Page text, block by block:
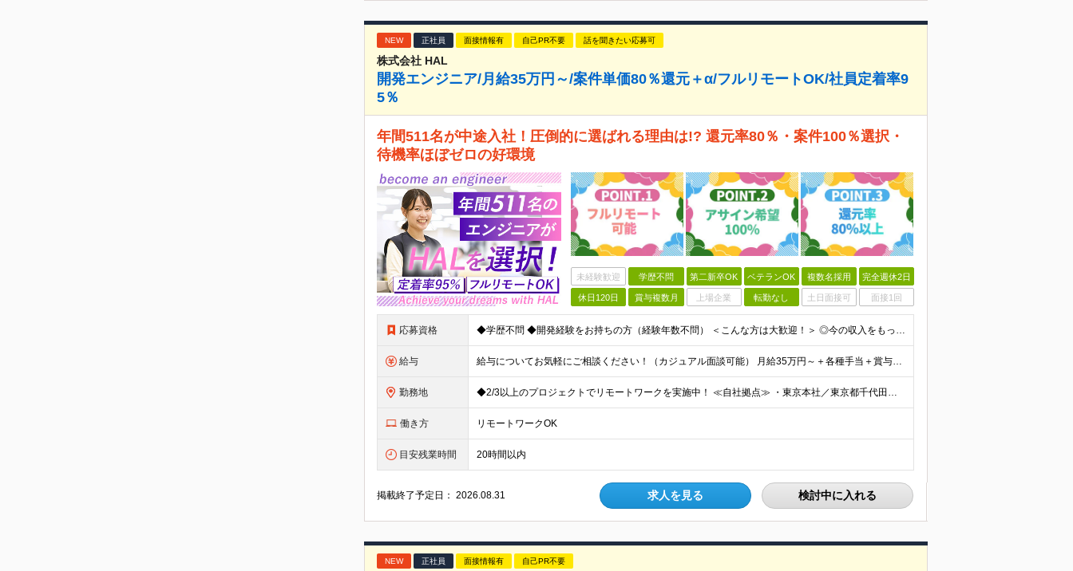
NEW 正社員 面接情報有 自己PR不要 話を聞きたい応募可
株式会社 HAL
開発エンジニア/月給35万円～/案件単価80％還元＋α/フルリモートOK/社員定着率9
5％
年間511名が中途入社！圧倒的に選ばれる理由は!? 還元率80％・案件100％選択・
待機率ほぼゼロの好環境
未経験歓迎 学歴不問 第二新卒OK ベテランOK 複数名採用 完全週休2日
休日120日 賞与複数月 上場企業 転勤なし 土日面接可 面接1回
応募資格 ◆学歴不問 ◆開発経験をお持ちの方（経験年数不問） ＜こんな方は大歓迎！＞ ◎今の収入をもっと増やしたい ◎もっと上流の案件で活躍したい ◎将来のキャリアにつながる案件に携わりたい ◎自分のやりたい
給与 給与についてお気軽にご相談ください！（カジュアル面談可能） 月給35万円～＋各種手当＋賞与2回 ※固定残業代は、時間外労働の有無に関わらず40時間分を87,500円～支給 ※超過分は別途支給 ※試用
勤務地 ◆2/3以上のプロジェクトでリモートワークを実施中！ ≪自社拠点≫ ・東京本社／東京都千代田区丸の内二丁目6番1号 丸の内パークビルディング6階 ・関西支社／⼤阪府⼤阪市中央区安⼟町2-3-13 ⼤
働き方 リモートワークOK
目安残業時間 20時間以内
掲載終了予定日：2026.08.31 求人を見る 検討中に入れる
NEW 正社員 面接情報有 自己PR不要